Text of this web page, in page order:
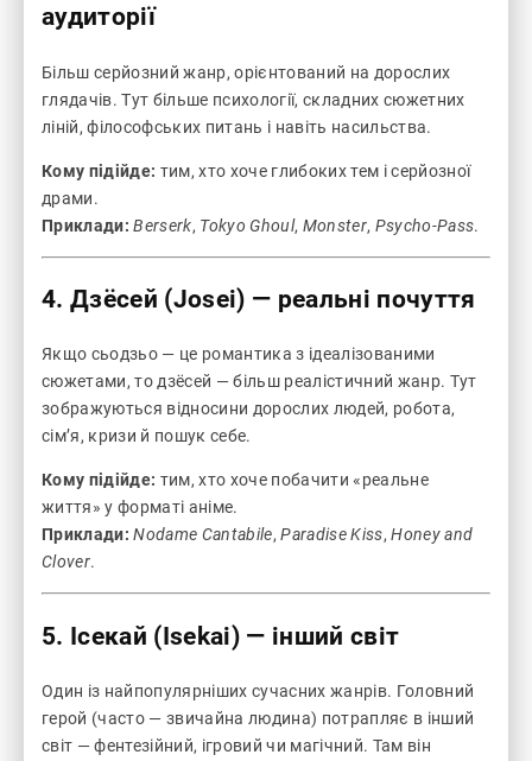
аудиторії
Більш серйозний жанр, орієнтований на дорослих
глядачів. Тут більше психології, складних сюжетних
ліній, філософських питань і навіть насильства.
Кому підійде: тим, хто хоче глибоких тем і серйозної
драми.
Приклади: Berserk, Tokyo Ghoul, Monster, Psycho-Pass.
4. Дзёсей (Josei) — реальні почуття
Якщо сьодзьо — це романтика з ідеалізованими
сюжетами, то дзёсей — більш реалістичний жанр. Тут
зображуються відносини дорослих людей, робота,
сім’я, кризи й пошук себе.
Кому підійде: тим, хто хоче побачити «реальне
життя» у форматі аніме.
Приклади: Nodame Cantabile,Paradise Kiss,Honey and
Clover.
5. Ісекай (Isekai) — інший світ
Один із найпопулярніших сучасних жанрів. Головний
герой (часто — звичайна людина) потрапляє в інший
світ — фентезійний, ігровий чи магічний. Там він